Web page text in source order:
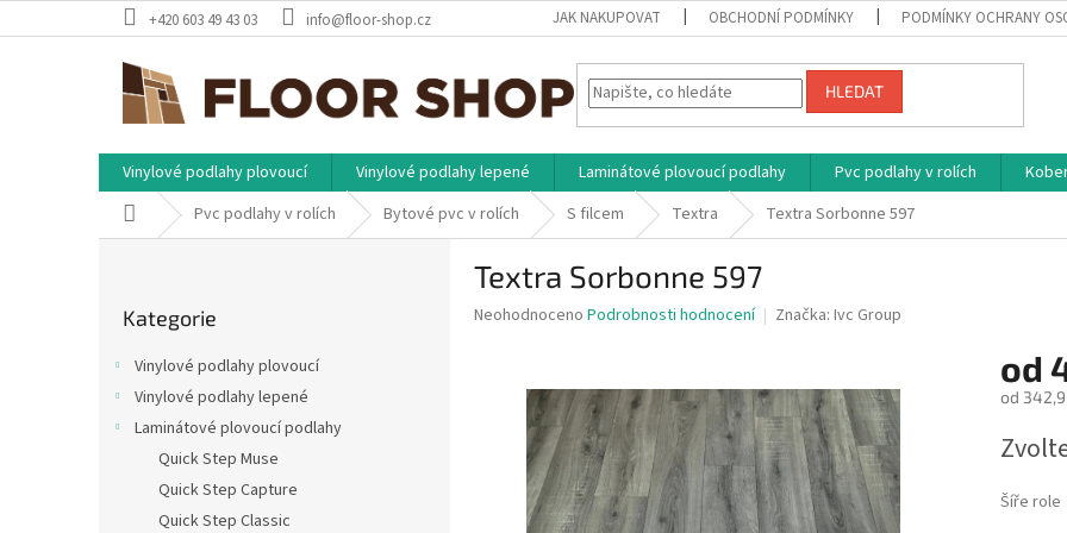
na
+420 603 49 43 03 info@floor-shop.cz JAK NAKUPOVAT OBCHODNÍ PODMÍNKY PODMÍNKY OCHRANY
HLEDAT
Vinylové podlahy plovoucí Vinylové podlahy lepené Laminátové plovoucí podlahy Pvc podlahy v rolích
Domů Pvc podlahy v rolích Bytové pvc v rolích S filcem Textra Textra Sorbonne 597
kategorie
Kategorie
Vinylové podlahy plovoucí
Vinylové podlahy lepené
Laminátové plovoucí podlahy
Quick Step Muse
Quick Step Capture
Quick Step Classic
Textra Sorbonne 597
Průměrné
hvězdiček.
Neohodnoceno Podrobnosti hodnocení Značka: Ivc Group
od
od
cena:
Šíře role